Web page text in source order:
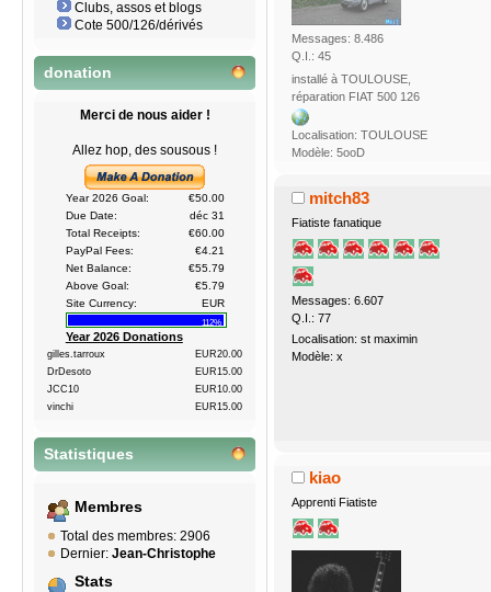
Clubs, assos et blogs
Cote 500/126/dérivés
donation
Merci de nous aider !
Allez hop, des sousous !
Year 2026 Goal:
€50.00
Due Date:
déc 31
Total Receipts:
€60.00
PayPal Fees:
€4.21
Net Balance:
€55.79
Above Goal:
€5.79
Site Currency:
EUR
112%
Year 2026 Donations
gilles.tarroux
EUR20.00
DrDesoto
EUR15.00
JCC10
EUR10.00
vinchi
EUR15.00
Statistiques
Membres
Total des membres: 2906
Dernier: Jean-Christophe
Stats
Messages: 8.486
Q.I.: 45
installé à TOULOUSE,
réparation FIAT 500 126
Localisation: TOULOUSE
Modèle: 5ooD
mitch83
Fiatiste fanatique
Messages: 6.607
Q.I.: 77
Localisation: st maximin
Modèle: x
kiao
Apprenti Fiatiste